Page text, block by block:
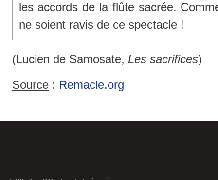
les accords de la flûte sacrée.
ne soient ravis de ce spectacle !
(Lucien de Samosate, Les sacrifices)
Source : Remacle.org